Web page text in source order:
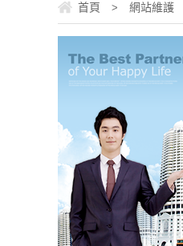
首頁 > 網站維護